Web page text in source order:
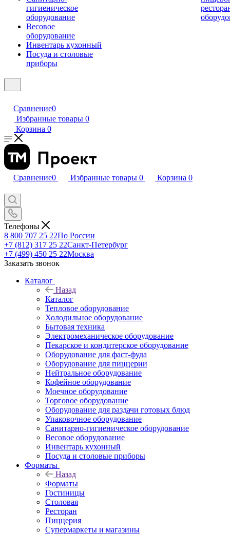
гигиеническое
оборудование
Весовое
оборудование
Инвентарь кухонный
Посуда и столовые
приборы
Сравнение0
Избранные товары 0
Корзина 0
Сравнение0 Избранные товары 0 Корзина 0
Телефоны
8 800 707 25 22По России
+7 (812) 317 25 22Санкт-Петербург
+7 (499) 450 25 22Москва
Заказать звонок
Каталог
Назад
Каталог
Тепловое оборудование
Холодильное оборудование
Бытовая техника
Электромеханическое оборудование
Пекарское и кондитерское оборудование
Оборудование для фаст-фуда
Оборудование для пиццерии
Нейтральное оборудование
Кофейное оборудование
Моечное оборудование
Торговое оборудование
Оборудование для раздачи готовых блюд
Упаковочное оборудование
Санитарно-гигиеническое оборудование
Весовое оборудование
Инвентарь кухонный
Посуда и столовые приборы
Форматы
Назад
Форматы
Гостиницы
Столовая
Ресторан
Пиццерия
Супермаркеты и магазины